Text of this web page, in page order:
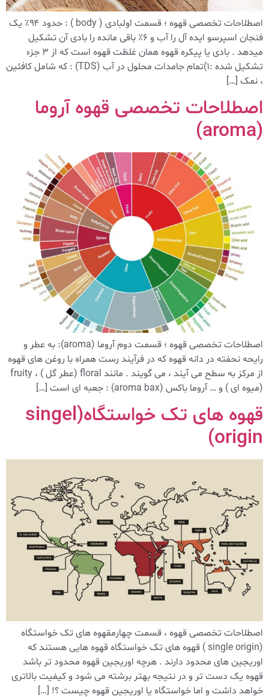
اصطلاحات تخصصی قهوه ؛ قسمت اولبادی ( body ) : حدود ۹۴٪ یک
فنجان اسپرسو ایده آل را آب و ۶٪ باقی مانده را بادی آن تشکیل
میدهد . بادی یا پیکره قهوه همان غلظت قهوه است که از ۳ جزء
تشکیل شده :۱)تمام جامدات محلول در آب (TDS) : که شامل کافئین
، نمک […]
اصطلاحات تخصصی قهوه آروما
(aroma)
اصطلاحات تخصصی قهوه ؛ قسمت دوم آروما (aroma): به عطر و
رایحه نحفته در دانه قهوه که در فرآیند رست همراه با روغن های قهوه
از مرکز به سطح می آیند ، می گویند . مانند floral (عطر گل ) ، fruity
(میوه ای ) و … آروما باکس (aroma bax) : جعبه ای است […]
قهوه های تک خواستگاه(singel
origin)
اصطلاحات تخصصی قهوه ، قسمت چهارمقهوه های تک خواستگاه
(single origin ) قهوه های تک خواستگاه قهوه هایی هستند که
اوریجین های محدود دارند . هرچه اوریجین قهوه محدود تر باشد
قهوه یک دست تر و در نتیجه بهتر برشته می شود و کیفیت بالاتری
خواهد داشت و اما خواستگاه یا اوریجین قهوه چیست ؟! […]